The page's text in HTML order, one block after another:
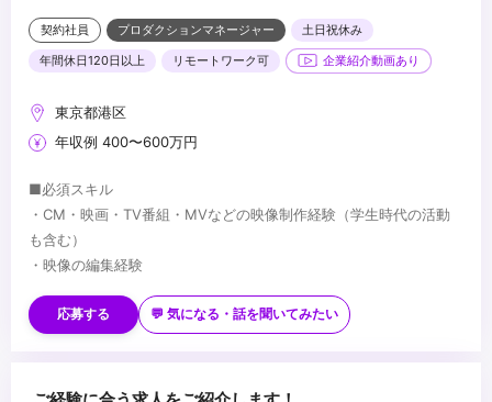
契約社員 プロダクションマネージャー
土日祝休み
年間休日120日以上
リモートワーク可 企業紹介動画あり
東京都港区
年収例 400〜600万円
■必須スキル
・CM・映画・TV番組・MVなどの映像制作経験（学生時代の活動
も含む）
・映像の編集経験
・Illustrator, Photoshop, Premiere Pro
応募する 💬 気になる・話を聞いてみたい